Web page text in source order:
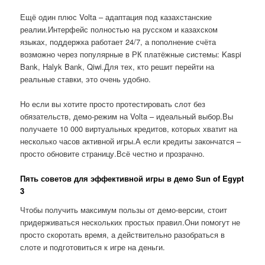
Ещё один плюс Volta – адаптация под казахстанские
реалии.Интерфейс полностью на русском и казахском
языках, поддержка работает 24/7, а пополнение счёта
возможно через популярные в РК платёжные системы: Kaspi
Bank, Halyk Bank, Qiwi.Для тех, кто решит перейти на
реальные ставки, это очень удобно.
Но если вы хотите просто протестировать слот без
обязательств, демо-режим на Volta – идеальный выбор.Вы
получаете 10 000 виртуальных кредитов, которых хватит на
несколько часов активной игры.А если кредиты закончатся –
просто обновите страницу.Всё честно и прозрачно.
Пять советов для эффективной игры в демо Sun of Egypt
3
Чтобы получить максимум пользы от демо-версии, стоит
придерживаться нескольких простых правил.Они помогут не
просто скоротать время, а действительно разобраться в
слоте и подготовиться к игре на деньги.